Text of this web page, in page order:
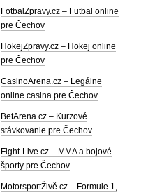
FotbalZpravy.cz – Futbal online
pre Čechov
HokejZpravy.cz – Hokej online
pre Čechov
CasinoArena.cz – Legálne
online casina pre Čechov
BetArena.cz – Kurzové
stávkovanie pre Čechov
Fight-Live.cz – MMA a bojové
športy pre Čechov
MotorsportŽivě.cz – Formule 1,